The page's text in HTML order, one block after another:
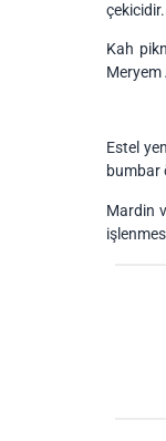
Kah
Meryem
Estel
bumbar
Mardin